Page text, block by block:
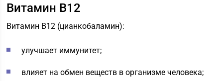
Витамин В12
Витамин В12 (цианкобаламин):
улучшает иммунитет;
влияет на обмен веществ в организме человека;